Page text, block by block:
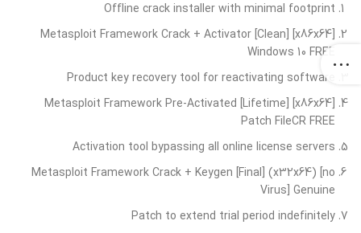
Offline crack installer with minimal footprint
Metasploit Framework Crack + Activator [Clean] [x86x64]
Windows 10 FREE
Product key recovery tool for reactivating software
Metasploit Framework Pre-Activated [Lifetime] [x86x64]
Patch FileCR FREE
Activation tool bypassing all online license servers
Metasploit Framework Crack + Keygen [Final] (x32x64) [no
Virus] Genuine
Patch to extend trial period indefinitely